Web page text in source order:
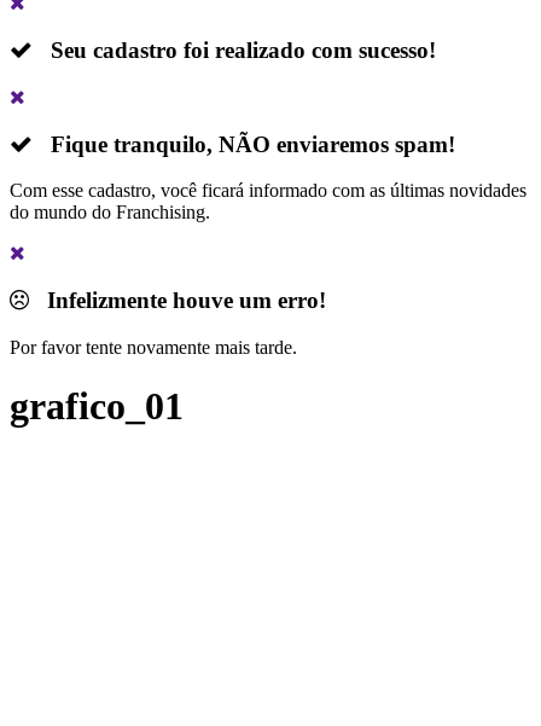
Seu cadastro foi realizado com sucesso!
Fique tranquilo, NÃO enviaremos spam!
Com esse cadastro, você ficará informado com as últimas novidades
do mundo do Franchising.
Infelizmente houve um erro!
Por favor tente novamente mais tarde.
grafico_01